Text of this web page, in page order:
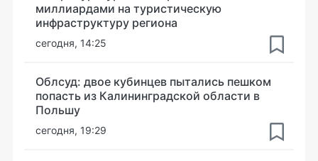
миллиардами на туристическую
инфраструктуру региона
сегодня, 14:25
Облсуд: двое кубинцев пытались пешком
попасть из Калининградской области в
Польшу
сегодня, 19:29